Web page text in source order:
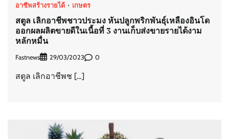
อาชีพสร้างรายได้ เกษตร
สตูล เลิกอาชีพชาวประมง หันปลูกพริกพันธุ์เหลืองอินโด
ออกผลผลิตขายดีในเนื้อที่ 3 งานเก็บส่งขายรายได้งาม
หลักหมื่น
Fastnews 29/03/2023 0
สตูล เลิกอาชีพช […]